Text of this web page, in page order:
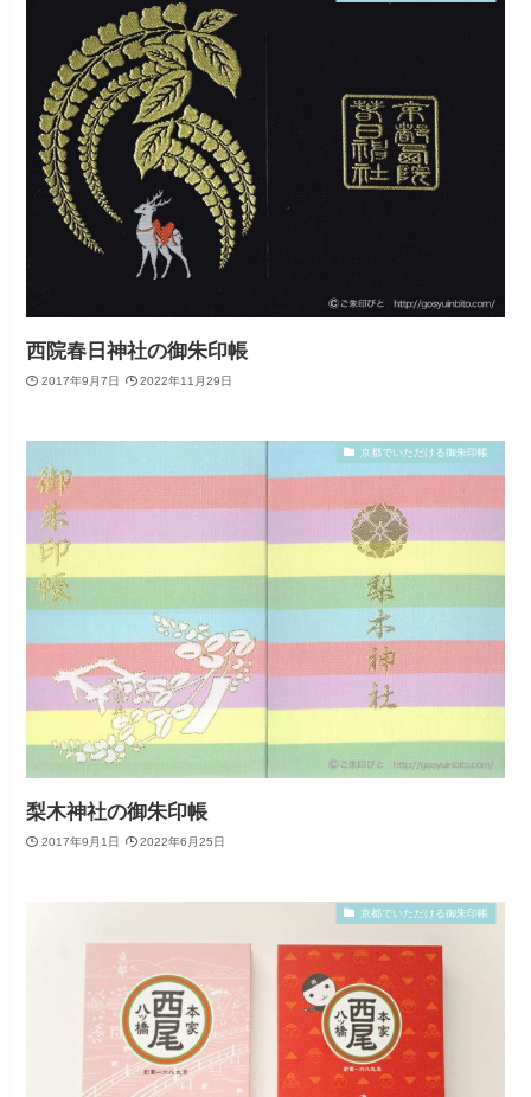
西院春日神社の御朱印帳
2017年9月7日 2022年11月29日
京都でいただける御朱印帳
梨木神社の御朱印帳
2017年9月1日 2022年6月25日
京都でいただける御朱印帳